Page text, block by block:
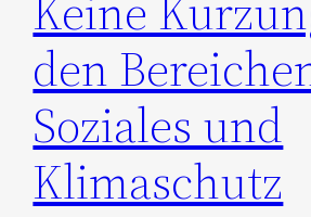
den
Soziales und
Klimaschutz